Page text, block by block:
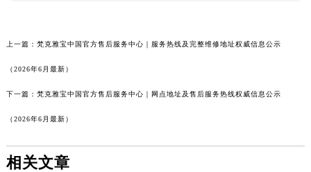
上一篇： 梵克雅宝中国官方售后服务中心｜服务热线及完整维修地址权威信息公示
（2026年6月最新）
下一篇： 梵克雅宝中国官方售后服务中心｜网点地址及售后服务热线权威信息公示
（2026年6月最新）
相关文章